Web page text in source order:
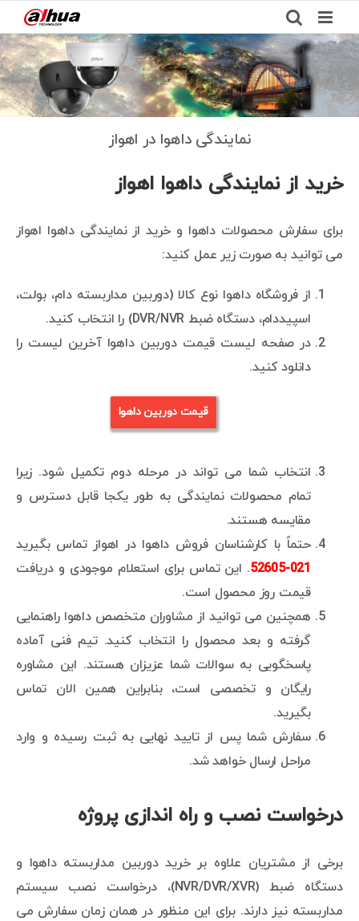
to
content
نمایندگی داهوا اهواز
نمایندگی داهوا در اهواز
خرید از نمایندگی داهوا اهواز
برای سفارش محصولات داهوا و خرید از نمایندگی داهوا اهواز
می توانید به صورت زیر عمل کنید:
از فروشگاه داهوا نوع کالا (دوربین مداربسته دام، بولت،
اسپیددام، دستگاه ضبط DVR/NVR) را انتخاب کنید.
در صفحه لیست قیمت دوربین داهوا آخرین لیست را
دانلود کنید.
قیمت دوربین داهوا
انتخاب شما می تواند در مرحله دوم تکمیل شود. زیرا
تمام محصولات نمایندگی به طور یکجا قابل دسترس و
مقایسه هستند.
حتماً با کارشناسان فروش داهوا در اهواز تماس بگیرید
021-52605
. این تماس برای استعلام موجودی و دریافت
قیمت روز محصول است.
همچنین می توانید از مشاوران متخصص داهوا راهنمایی
گرفته و بعد محصول را انتخاب کنید. تیم فنی آماده
پاسخگویی به سوالات شما عزیزان هستند. این مشاوره
رایگان و تخصصی است، بنابراین همین الان تماس
بگیرید.
سفارش شما پس از تایید نهایی به ثبت رسیده و وارد
مراحل ارسال خواهد شد.
درخواست نصب و راه اندازی پروژه
برخی از مشتریان علاوه بر خرید دوربین مداربسته داهوا و
دستگاه ضبط (NVR/DVR/XVR)، درخواست نصب سیستم
مداربسته نیز دارند. برای این منظور در همان زمان سفارش می